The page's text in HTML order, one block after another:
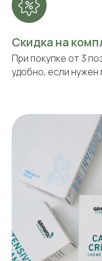
Скидка на
При покупке от 3
удобно, если